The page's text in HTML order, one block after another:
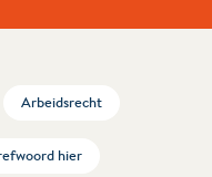
Arbeidsrecht
hier